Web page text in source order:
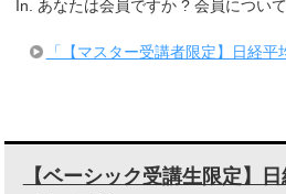
In. あなたは会員ですか ? 会員について
「【マスター受講者限定】日経
【ベーシック受講生限定】